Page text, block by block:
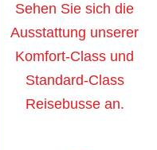
Sehen Sie sich die
Ausstattung unserer
Komfort-Class und
Standard-Class
Reisebusse an.